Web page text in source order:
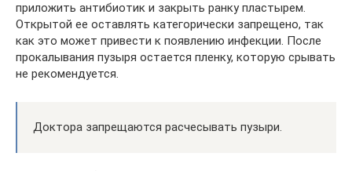
приложить антибиотик и закрыть ранку пластырем.
Открытой ее оставлять категорически запрещено, так
как это может привести к появлению инфекции. После
прокалывания пузыря остается пленку, которую срывать
не рекомендуется.
Доктора запрещаются расчесывать пузыри.